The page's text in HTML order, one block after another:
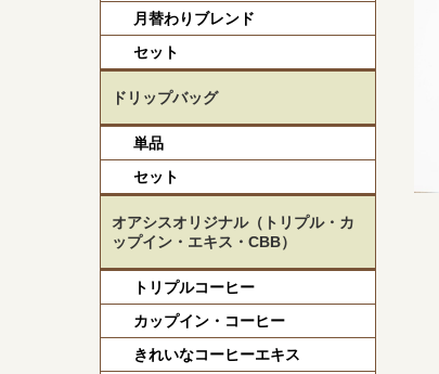
月替わりブレンド
セット
ドリップバッグ
単品
セット
オアシスオリジナル（トリプル・カ
ップイン・エキス・CBB）
トリプルコーヒー
カップイン・コーヒー
きれいなコーヒーエキス